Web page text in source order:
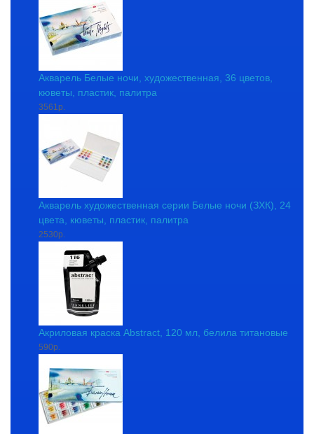
Акварель Белые ночи, художественная, 36 цветов,
кюветы, пластик, палитра
3561р.
Акварель художественная серии Белые ночи (ЗХК), 24
цвета, кюветы, пластик, палитра
2530р.
Акриловая краска Abstract, 120 мл, белила титановые
590р.